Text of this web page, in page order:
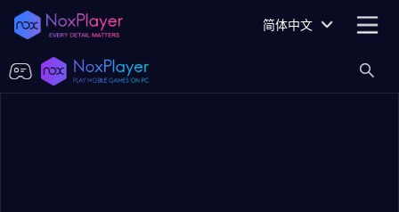
简体中文